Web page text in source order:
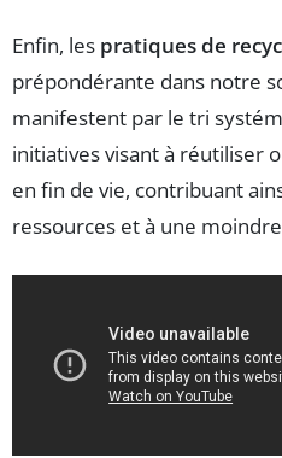
Enfin, les pratiques de
prépondérante dans notre
manifestent par le tri
initiatives visant à réutiliser
en fin de vie, contribuant
ressources et à une